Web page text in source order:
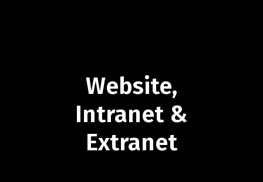
Website,
Intranet &
Extranet